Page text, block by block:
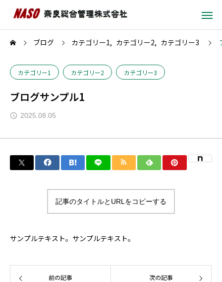
ブログ カテゴリー1 カテゴリー2 カテゴリー3
カテゴリー1 カテゴリー2 カテゴリー3
ブログサンプル1
2025.08.05
記事のタイトルとURLをコピーする
サンプルテキスト。サンプルテキスト。
前の記事 次の記事